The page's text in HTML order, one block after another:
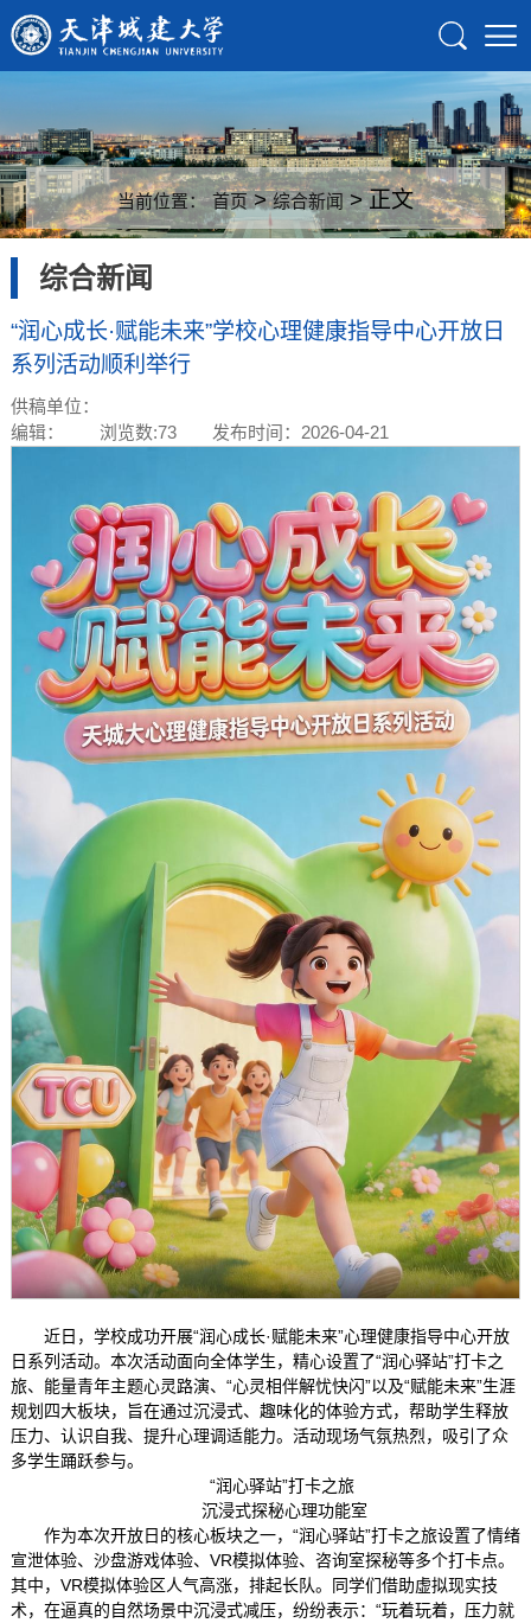
当前位置： 首页>综合新闻> 正文
综合新闻
“润心成长·赋能未来”学校心理健康指导中心开放日
系列活动顺利举行
供稿单位：
编辑：
浏览数:73 发布时间：2026-04-21
近日，学校成功开展“润心成长·赋能未来”心理健康指导中心开放
日系列活动。本次活动面向全体学生，精心设置了“润心驿站”打卡之
旅、能量青年主题心灵路演、“心灵相伴解忧快闪”以及“赋能未来”生涯
规划四大板块，旨在通过沉浸式、趣味化的体验方式，帮助学生释放
压力、认识自我、提升心理调适能力。活动现场气氛热烈，吸引了众
多学生踊跃参与。
“润心驿站”打卡之旅
沉浸式探秘心理功能室
作为本次开放日的核心板块之一，“润心驿站”打卡之旅设置了情绪
宣泄体验、沙盘游戏体验、VR模拟体验、咨询室探秘等多个打卡点。
其中，VR模拟体验区人气高涨，排起长队。同学们借助虚拟现实技
术，在逼真的自然场景中沉浸式减压，纷纷表示：“玩着玩着，压力就